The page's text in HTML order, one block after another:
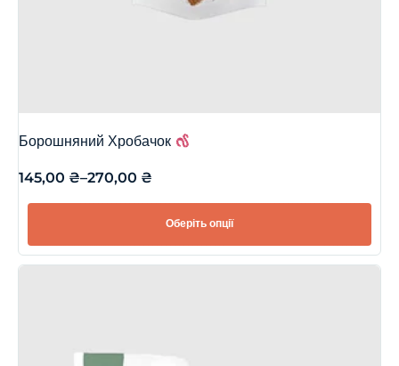
Борошняний Хробачок
145,00 ₴–270,00 ₴
Оберіть опції